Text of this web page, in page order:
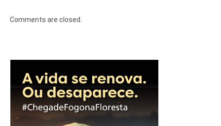
Comments are closed.